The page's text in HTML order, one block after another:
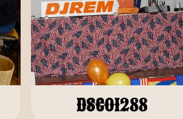
DSC01288